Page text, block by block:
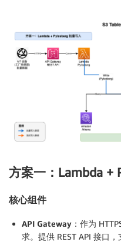
方案一：Lambda +
核心组件
API Gateway ：作为
求。提供 REST API 接口